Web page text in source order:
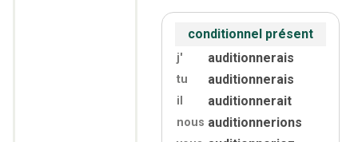
conditionnel présent
j' auditionnerais
tu auditionnerais
il auditionnerait
nous auditionnerions